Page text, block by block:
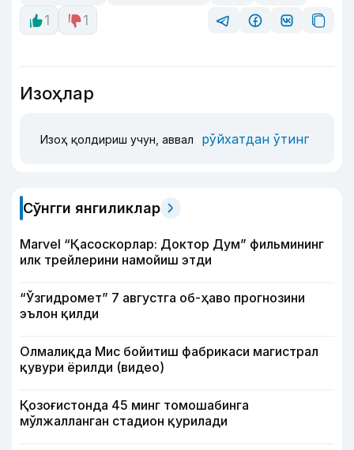
1
1
Изоҳлар
Изоҳ қолдириш учун, аввал рўйхатдан ўтинг
Сўнгги янгиликлар
Marvel “Қасоскорлар: Доктор Дум” фильмининг
илк трейлерини намойиш этди
“Ўзгидромет” 7 августга об-ҳаво прогнозини
эълон қилди
Олмалиқда Мис бойитиш фабрикаси магистрал
қувури ёрилди (видео)
Қозоғистонда 45 минг томошабинга
мўлжалланган стадион қурилади